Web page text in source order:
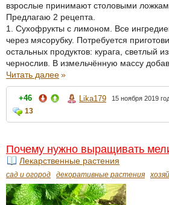
взрослые принимают столовыми
Предлагаю 2 рецепта.
1. Сухофрукты с лимоном. Все
через мясорубку. Потребуется
остальных продуктов: курага, светлый
чернослив. В измельчённую массу
Читать далее»
+46 Lika179 15 ноября 2019
13
Почему нужно выращивать
Лекарственные растения
сад и огород декоративные растения